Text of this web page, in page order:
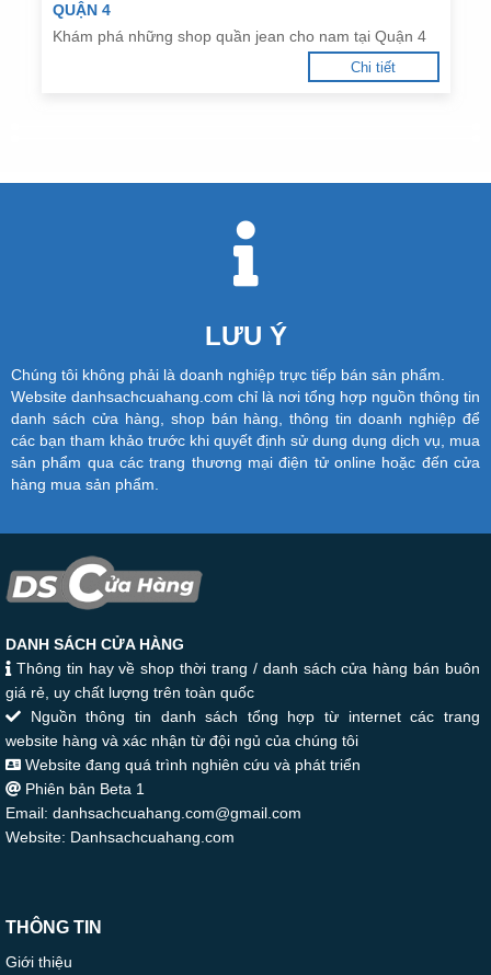
QUẬN 4
Khám phá những shop quần jean cho nam tại Quận 4
Chi tiết
LƯU Ý
Chúng tôi không phải là doanh nghiệp trực tiếp bán sản phẩm.
Website danhsachcuahang.com chỉ là nơi tổng hợp nguồn thông tin
danh sách cửa hàng, shop bán hàng, thông tin doanh nghiệp để
các bạn tham khảo trước khi quyết định sử dung dụng dịch vụ, mua
sản phẩm qua các trang thương mại điện tử online hoặc đến cửa
hàng mua sản phẩm.
DANH SÁCH CỬA HÀNG
Thông tin hay về shop thời trang / danh sách cửa hàng bán buôn
giá rẻ, uy chất lượng trên toàn quốc
Nguồn thông tin danh sách tổng hợp từ internet các trang
website hàng và xác nhận từ đội ngủ của chúng tôi
Website đang quá trình nghiên cứu và phát triển
Phiên bản Beta 1
Email: danhsachcuahang.com@gmail.com
Website: Danhsachcuahang.com
THÔNG TIN
Giới thiệu